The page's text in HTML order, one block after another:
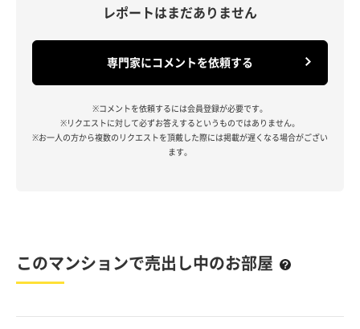
レポートはまだありません
専門家にコメントを依頼する
※コメントを依頼するには会員登録が必要です。
※リクエストに対して必ずお答えするというものではありません。
※お一人の方から複数のリクエストを頂戴した際には掲載が遅くなる場合がござい
ます。
このマンションで売出し中のお部屋